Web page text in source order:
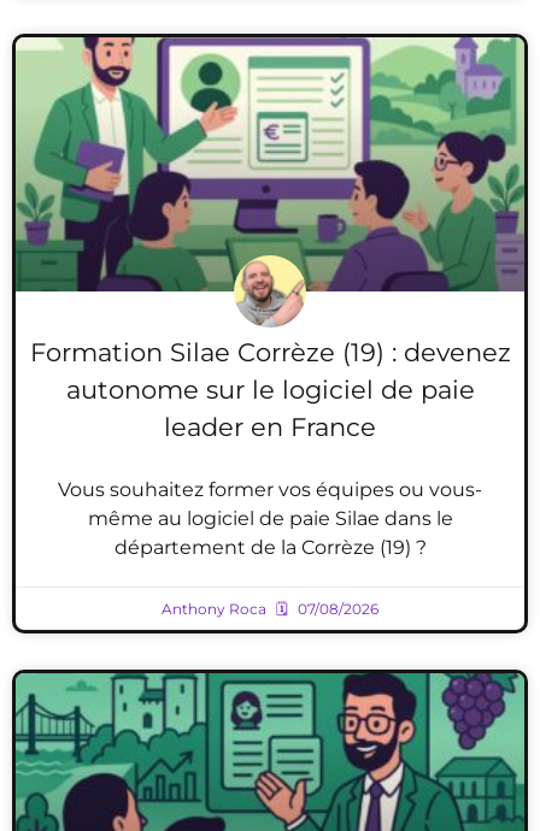
Formation Silae Corrèze (19) : devenez
autonome sur le logiciel de paie
leader en France
Vous souhaitez former vos équipes ou vous-
même au logiciel de paie Silae dans le
département de la Corrèze (19) ?
Anthony Roca 07/08/2026